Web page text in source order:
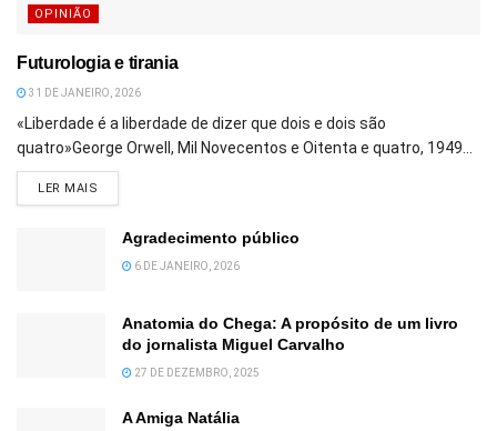
OPINIÃO
Futurologia e tirania
31 DE JANEIRO, 2026
«Liberdade é a liberdade de dizer que dois e dois são
quatro»George Orwell, Mil Novecentos e Oitenta e quatro, 1949...
LER MAIS
Agradecimento público
6 DE JANEIRO, 2026
Anatomia do Chega: A propósito de um livro
do jornalista Miguel Carvalho
27 DE DEZEMBRO, 2025
A Amiga Natália